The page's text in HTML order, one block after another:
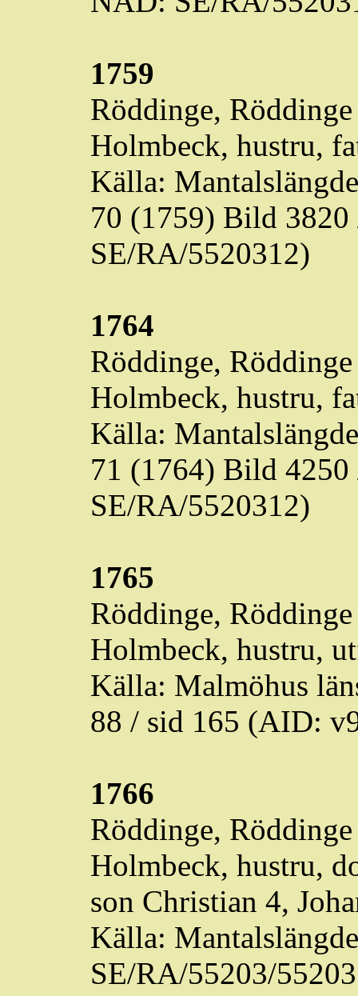
1759
Röddinge, Röddinge
Holmbeck, hustru,
Källa:
70 (1759) Bild
SE/RA/5520312)
1764
Röddinge, Röddinge
Holmbeck, hustru,
Källa:
71 (1764) Bild
SE/RA/5520312)
1765
Röddinge, Röddinge
Holmbeck, hustru,
Källa: Malmöhus
88 / sid 165 (AID:
1766
Röddinge, Röddinge
Holmbeck, hustru,
son Christian 4,
Källa:
SE/RA/55203/